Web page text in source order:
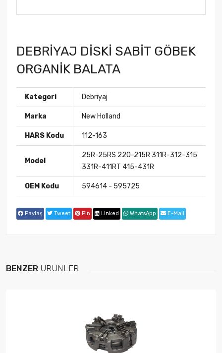
DEBRİYAJ DİSKİ SABİT GÖBEK
ORGANİK BALATA
Kategori Debriyaj
Marka New Holland
HARS Kodu 112-163
Model
25R-25RS 220-215R 311R-312-315
331R-411RT 415-431R
OEM Kodu 594614 - 595725
Paylaş Tweet Pin Linked WhatsApp E-Mail
BENZER ÜRÜNLER